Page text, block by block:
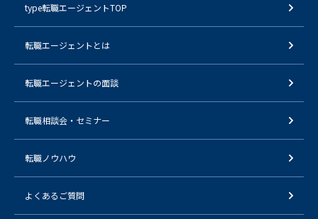
type転職エージェントTOP
転職エージェントとは
転職エージェントの面談
転職相談会・セミナー
転職ノウハウ
よくあるご質問